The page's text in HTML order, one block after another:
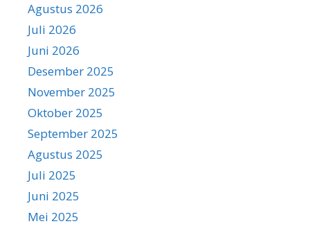
Agustus 2026
Juli 2026
Juni 2026
Desember 2025
November 2025
Oktober 2025
September 2025
Agustus 2025
Juli 2025
Juni 2025
Mei 2025